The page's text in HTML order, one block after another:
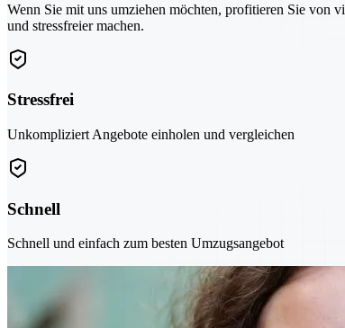
Wenn Sie mit uns umziehen möchten, profitieren Sie von
und stressfreier machen.
Stressfrei
Unkompliziert Angebote einholen und vergleichen
Schnell
Schnell und einfach zum besten Umzugsangebot